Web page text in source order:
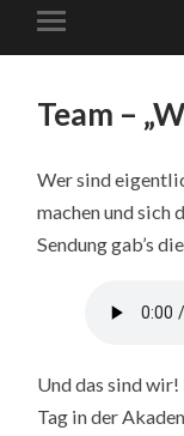
Team –
Wer sind
machen und sich
Sendung gab’s
Und das sind wir!
Tag in der